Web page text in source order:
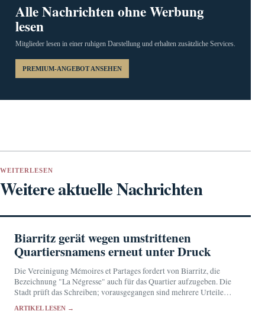
Alle Nachrichten ohne Werbung
lesen
Mitglieder lesen in einer ruhigen Darstellung und erhalten zusätzliche Services.
PREMIUM-ANGEBOT ANSEHEN
WEITERLESEN
Weitere aktuelle Nachrichten
Biarritz gerät wegen umstrittenen
Quartiersnamens erneut unter Druck
Die Vereinigung Mémoires et Partages fordert von Biarritz, die
Bezeichnung "La Négresse" auch für das Quartier aufzugeben. Die
Stadt prüft das Schreiben; vorausgegangen sind mehrere Urteile
ARTIKEL LESEN →